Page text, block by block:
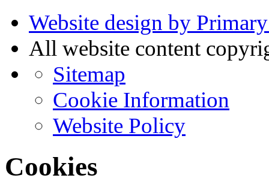
Website design by
All website content
Sitemap
Cookie Information
Website Policy
Cookies